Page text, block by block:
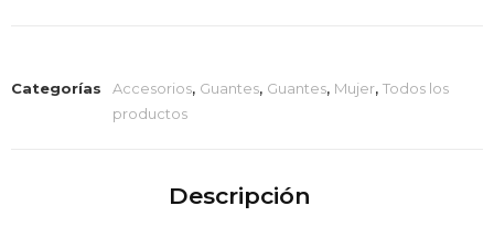
Categorías Accesorios, Guantes, Guantes, Mujer, Todos los
productos
Descripción